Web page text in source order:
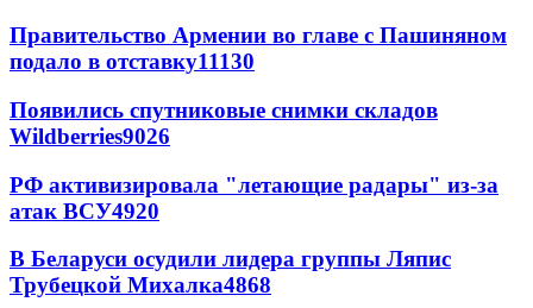
Правительство Армении во главе с Пашиняном
подало в отставку11130
Появились спутниковые снимки складов
Wildberries9026
РФ активизировала "летающие радары" из-за
атак ВСУ4920
В Беларуси осудили лидера группы Ляпис
Трубецкой Михалка4868